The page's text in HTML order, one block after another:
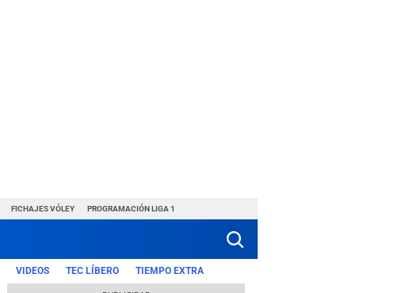
FICHAJES VÓLEY PROGRAMACIÓN LIGA 1
VIDEOS TEC LÍBERO TIEMPO EXTRA